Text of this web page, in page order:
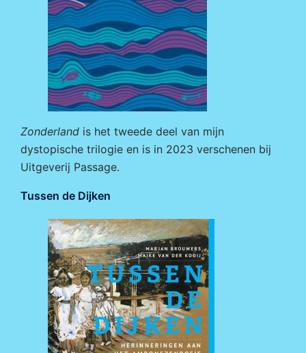
Zonderland is het tweede deel van mijn
dystopische trilogie en is in 2023 verschenen bij
Uitgeverij Passage.
Tussen de Dijken